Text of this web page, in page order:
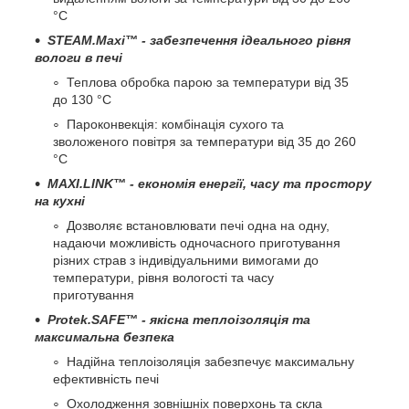
°C
STEAM.Maxi™ - забезпечення ідеального рівня
вологи в печі
Теплова обробка парою за температури від 35
до 130 °C
Пароконвекція: комбінація сухого та
зволоженого повітря за температури від 35 до 260
°C
MAXI.LINK™ - економія енергії, часу та простору
на кухні
Дозволяє встановлювати печі одна на одну,
надаючи можливість одночасного приготування
різних страв з індивідуальними вимогами до
температури, рівня вологості та часу
приготування
Protek.SAFE™ - якісна теплоізоляція та
максимальна безпека
Надійна теплоізоляція забезпечує максимальну
ефективність печі
Охолодження зовнішніх поверхонь та скла